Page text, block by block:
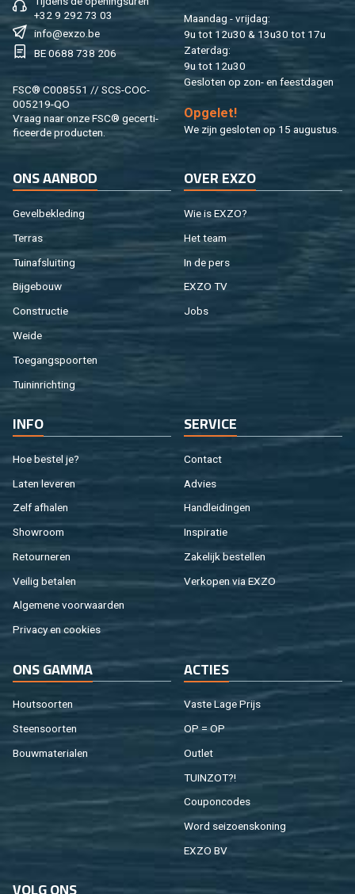
+32 9 292 73 03
info@​exzo.​be
BE 0688 738 206
FSC® C008551 // SCS-COC-
005219-QO
Vraag naar onze FSC® ge­cer­ti­
fi­ceer­de pro­duc­ten.
Maan­dag - vrij­dag:
9u tot 12u30 & 13u30 tot 17u
Za­ter­dag:
9u tot 12u30
Ge­slo­ten op zon- en feest­da­gen
Op­ge­let!
We zijn ge­slo­ten op 15 au­gus­tus.
ONS AAN­BOD
Ge­vel­be­kle­ding
Ter­ras
Tuin­af­slui­ting
Bij­ge­bouw
Con­struc­tie
Weide
Toe­gangs­poor­ten
Tuin­in­rich­ting
OVER EXZO
Wie is EXZO?
Het team
In de pers
EXZO TV
Jobs
INFO
Hoe be­stel je?
Laten le­ve­ren
Zelf af­ha­len
Show­room
Re­tour­ne­ren
Vei­lig be­ta­len
Al­ge­me­ne voor­waar­den
Pri­va­cy en coo­kies
SER­VI­CE
Con­tact
Ad­vies
Hand­lei­din­gen
In­spi­ra­tie
Za­ke­lijk be­stel­len
Ver­ko­pen via EXZO
ONS GAMMA
Hout­soor­ten
Steen­soor­ten
Bouw­ma­te­ri­a­len
AC­TIES
Vaste Lage Prijs
OP = OP
Out­let
TUIN­ZOT?!
Cou­pon­co­des
Word sei­zoens­ko­ning
EXZO BV